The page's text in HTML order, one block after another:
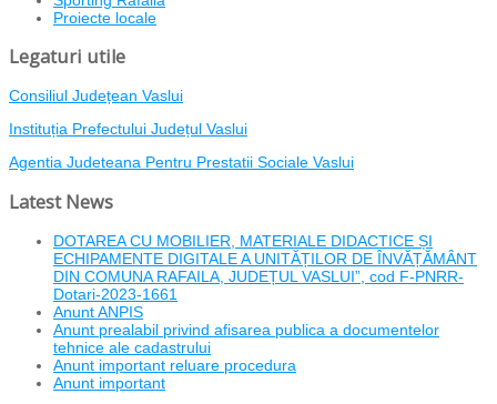
Proiecte locale
Legaturi utile
Consiliul Județean Vaslui
Instituția Prefectului Județul Vaslui
Agentia Judeteana Pentru Prestatii Sociale Vaslui
Latest News
DOTAREA CU MOBILIER, MATERIALE DIDACTICE ȘI
ECHIPAMENTE DIGITALE A UNITĂȚILOR DE ÎNVĂȚĂMÂNT
DIN COMUNA RAFAILA, JUDEȚUL VASLUI”, cod F-PNRR-
Dotari-2023-1661
Anunt ANPIS
Anunt prealabil privind afisarea publica a documentelor
tehnice ale cadastrului
Anunt important reluare procedura
Anunt important